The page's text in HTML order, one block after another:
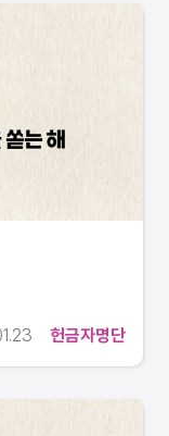
헌금자명단